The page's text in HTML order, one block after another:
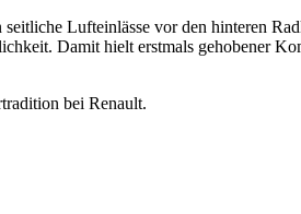
Lufteinlässe vor den hinteren
Damit hielt erstmals gehobener
bei Renault.